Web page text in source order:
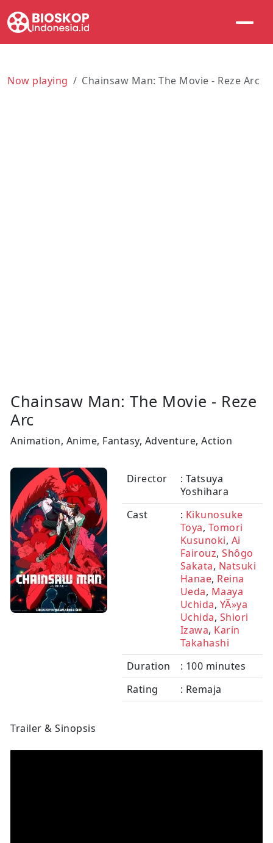
Now playing Chainsaw Man: The Movie - Reze Arc
Chainsaw Man: The Movie - Reze
Arc
Animation, Anime, Fantasy, Adventure, Action
Director
: Tatsuya
Yoshihara
Cast
: Kikunosuke
Toya, Tomori
Kusunoki, Ai
Fairouz, Shôgo
Sakata, Natsuki
Hanae, Reina
Ueda, Maaya
Uchida, YÃ»ya
Uchida, Shiori
Izawa, Karin
Takahashi
Duration
: 100 minutes
Rating
: Remaja
Trailer & Sinopsis